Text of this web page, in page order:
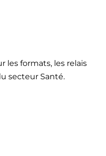
les formats, les relais
secteur Santé.